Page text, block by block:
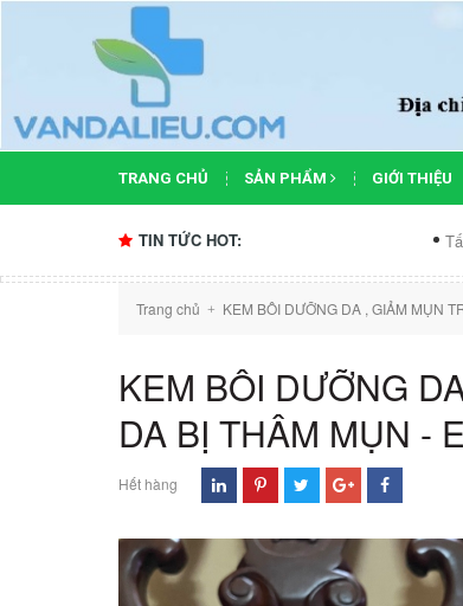
TRANG CHỦ SẢN PHẨM GIỚI THIỆU
TIN TỨC HOT: Tất tần
Trang chủ + KEM BÔI DƯỠNG DA , GIẢM MỤN
KEM BÔI DƯỠNG
DA BỊ THÂM MỤN -
Hết hàng